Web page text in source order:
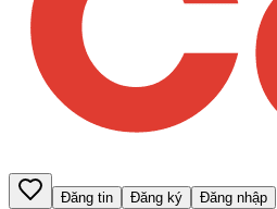
Đăng tin Đăng ký Đăng nhập